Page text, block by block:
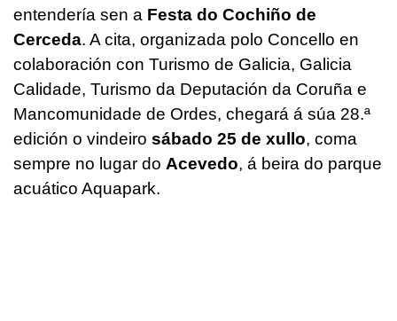
entendería sen a Festa do Cochiño de
Cerceda. A cita, organizada polo Concello en
colaboración con Turismo de Galicia, Galicia
Calidade, Turismo da Deputación da Coruña e
Mancomunidade de Ordes, chegará á súa 28.ª
edición o vindeiro sábado 25 de xullo, coma
sempre no lugar do Acevedo, á beira do parque
acuático Aquapark.